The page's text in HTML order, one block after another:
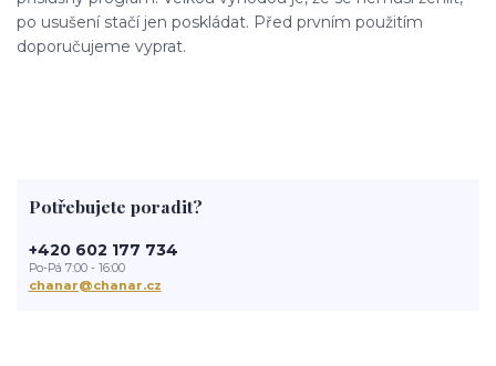
po usušení stačí jen poskládat. Před prvním použitím
doporučujeme vyprat.
Potřebujete poradit?
+420 602 177 734
Po-Pá 7:00 - 16:00
chanar@chanar.cz